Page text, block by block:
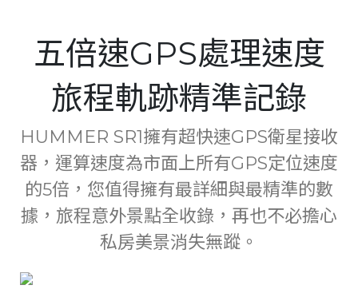
United States
Vietnam
五倍速GPS處理速度
旅程軌跡精準記錄
HUMMER SR1擁有超快速GPS衛星接收
器，運算速度為市面上所有GPS定位速度
的5倍，您值得擁有最詳細與最精準的數
據，旅程意外景點全收錄，再也不必擔心
私房美景消失無蹤。